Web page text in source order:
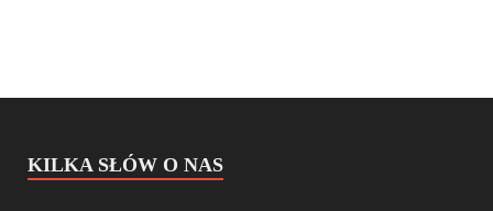
KILKA SŁÓW O NAS